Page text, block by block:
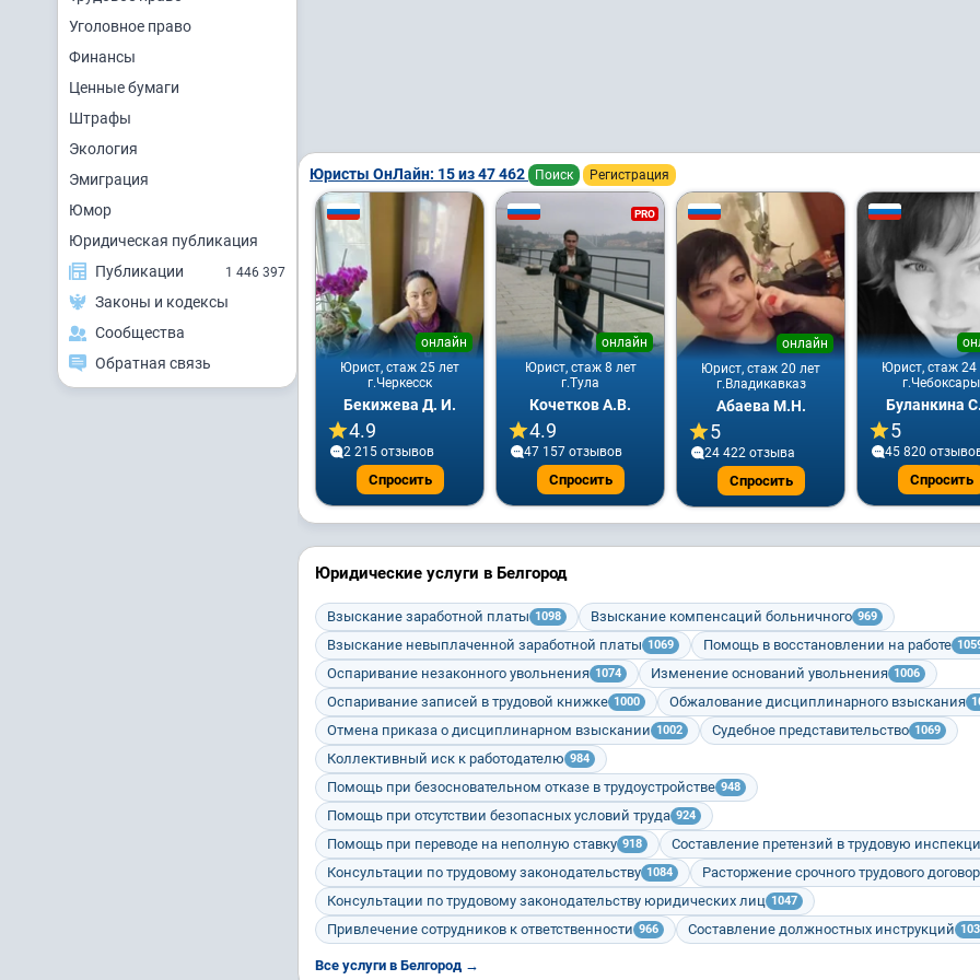
Уголовное право
Финансы
Ценные бумаги
Штрафы
Экология
Эмиграция
Юмор
Юридическая публикация
Публикации
1 446 397
Законы и кодексы
Сообщества
Обратная связь
Юристы ОнЛайн: 15 из 47 462 Поиск Регистрация
Юрист, стаж 25 лет
онлайн
г.Черкесск
Бекижева Д. И.
4.9
2 215 отзывов
Спросить
PRO
Юрист, стаж 8 лет
онлайн
г.Тула
Кочетков А.В.
4.9
47 157 отзывов
Спросить
Юрист, стаж 20 лет
онлайн
г.Владикавказ
Абаева М.Н.
5
24 422 отзывa
Спросить
Юрист, стаж 24
г.Чебоксары
Буланкина
5
45 820
Спросить
Юридические услуги в Белгород
Взыскание заработной платы 1098 Взыскание компенсаций больничного 969
Взыскание невыплаченной заработной платы 1069 Помощь в восстановлении на работе
Оспаривание незаконного увольнения 1074 Изменение оснований увольнения 1006
Оспаривание записей в трудовой книжке 1000 Обжалование дисциплинарного взыскания
Отмена приказа о дисциплинарном взыскании 1002 Судебное представительство 1069
Коллективный иск к работодателю 984
Помощь при безосновательном отказе в трудоустройстве 948
Помощь при отсутствии безопасных условий труда 924
Помощь при переводе на неполную ставку 918 Составление претензий в трудовую
Консультации по трудовому законодательству 1084 Расторжение срочного трудового
Консультации по трудовому законодательству юридических лиц 1047
Привлечение сотрудников к ответственности 966 Составление должностных инструкций
Все услуги в Белгород →